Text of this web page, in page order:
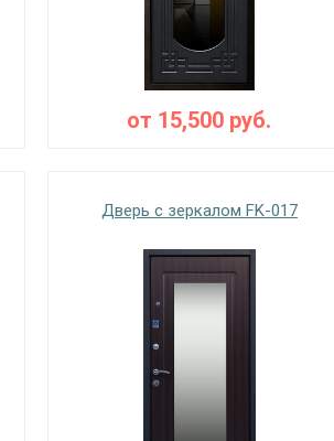
от 15,500 руб.
Дверь с зеркалом FK-017